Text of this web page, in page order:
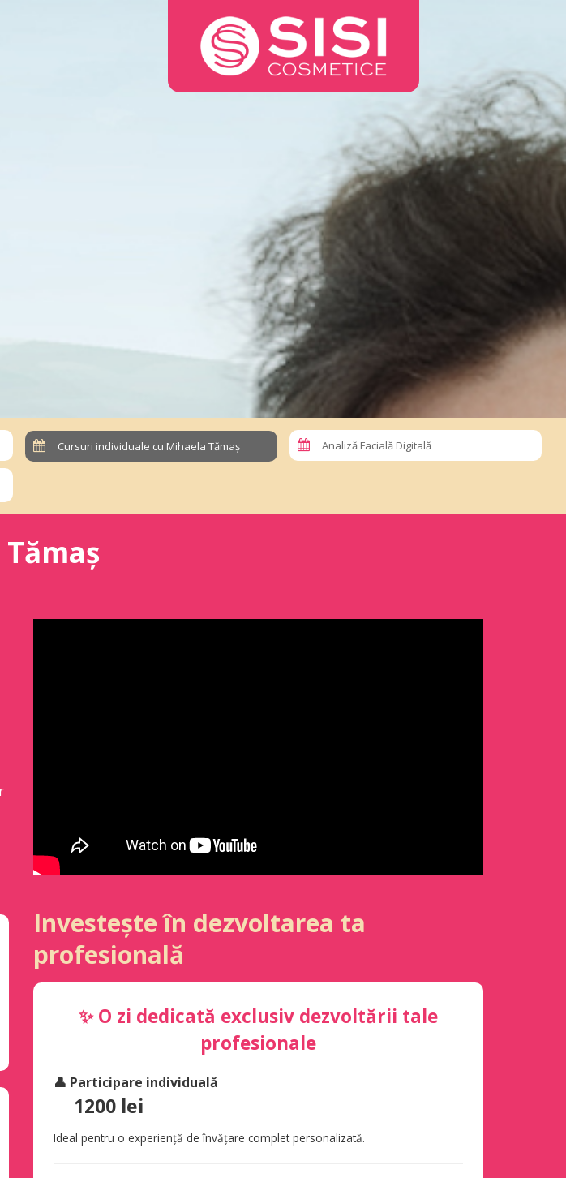
Cursuri individuale cu Mihaela Tămaș Analiză Facială Digitală
Investește în dezvoltarea ta
profesională
✨ O zi dedicată exclusiv dezvoltării tale
profesionale
👤 Participare individuală
1200 lei
Ideal pentru o experiență de învățare complet personalizată.